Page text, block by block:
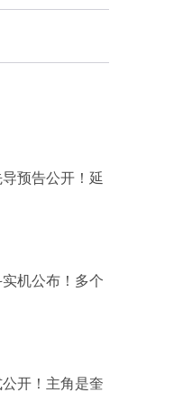
导预告公开！延
实机公布！多个
公开！主角是奎